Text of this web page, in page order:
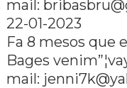
mail:
22-01-2023
Fa 8 mesos que
Bages
mail: